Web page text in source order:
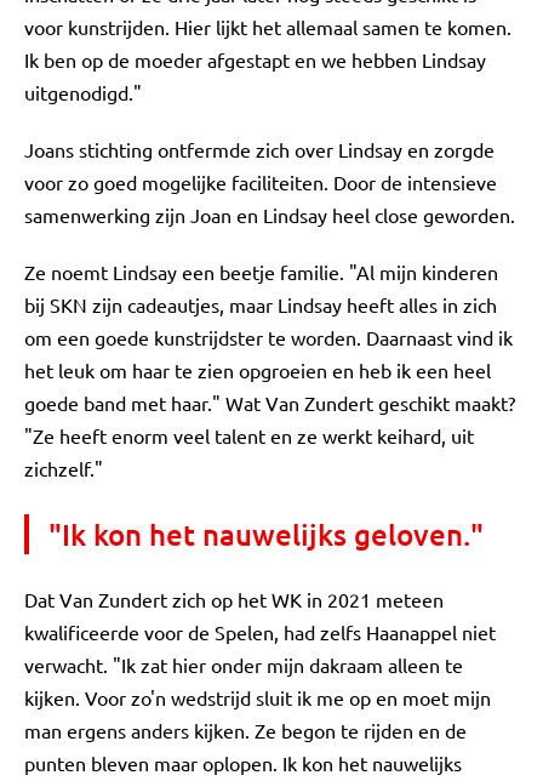
voor kunstrijden. Hier lijkt het allemaal samen te komen.
Ik ben op de moeder afgestapt en we hebben Lindsay
uitgenodigd."
Joans stichting ontfermde zich over Lindsay en zorgde
voor zo goed mogelijke faciliteiten. Door de intensieve
samenwerking zijn Joan en Lindsay heel close geworden.
Ze noemt Lindsay een beetje familie. "Al mijn kinderen
bij SKN zijn cadeautjes, maar Lindsay heeft alles in zich
om een goede kunstrijdster te worden. Daarnaast vind ik
het leuk om haar te zien opgroeien en heb ik een heel
goede band met haar." Wat Van Zundert geschikt maakt?
"Ze heeft enorm veel talent en ze werkt keihard, uit
zichzelf."
"Ik kon het nauwelijks geloven."
Dat Van Zundert zich op het WK in 2021 meteen
kwalificeerde voor de Spelen, had zelfs Haanappel niet
verwacht. "Ik zat hier onder mijn dakraam alleen te
kijken. Voor zo'n wedstrijd sluit ik me op en moet mijn
man ergens anders kijken. Ze begon te rijden en de
punten bleven maar oplopen. Ik kon het nauwelijks